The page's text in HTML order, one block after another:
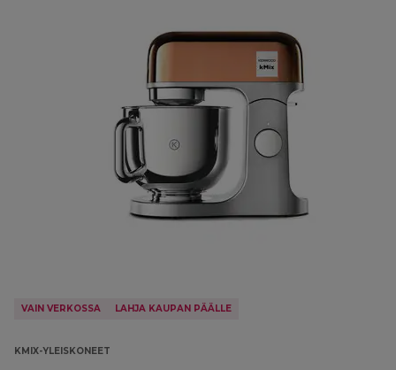
VAIN VERKOSSA LAHJA KAUPAN PÄÄLLE
KMIX-YLEISKONEET